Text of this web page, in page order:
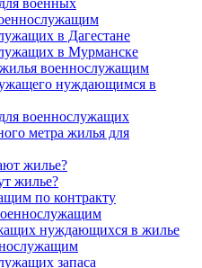
военных
в Дагестане
в Мурманске
военнослужащим
нуждающимся в
военнослужащих
метра жилья для
жилье?
жилье?
по контракту
нуждающихся в жилье
запаса